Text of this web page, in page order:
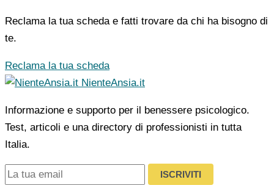
Reclama la tua scheda e fatti trovare da chi ha bisogno di
te.
Reclama la tua scheda
NienteAnsia.it
Informazione e supporto per il benessere psicologico.
Test, articoli e una directory di professionisti in tutta
Italia.
ISCRIVITI